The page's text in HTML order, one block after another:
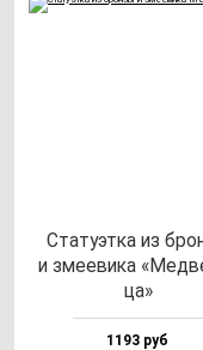
Ста­ту­эт­ка из
и зме­еви­ка
ца»
1193 руб